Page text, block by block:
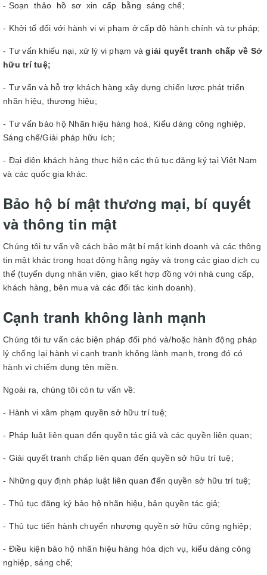
- Soạn thảo hồ sơ xin cấp bằng sáng chế;
- Khởi tố đối với hành vi vi phạm ở cấp độ hành chính và tư pháp;
- Tư vấn khiếu nại, xử lý vi phạm và giải quyết tranh chấp về Sở
hữu trí tuệ;
- Tư vấn và hỗ trợ khách hàng xây dựng chiến lược phát triển
nhãn hiệu, thương hiệu;
- Tư vấn bảo hộ Nhãn hiệu hàng hoá, Kiểu dáng công nghiệp,
Sáng chế/Giải pháp hữu ích;
- Đại diện khách hàng thực hiện các thủ tục đăng ký tại Việt Nam
và các quốc gia khác.
Bảo hộ bí mật thương mại, bí quyết
và thông tin mật
Chúng tôi tư vấn về cách bảo mật bí mật kinh doanh và các thông
tin mật khác trong hoạt động hằng ngày và trong các giao dịch cụ
thể (tuyển dụng nhân viên, giao kết hợp đồng với nhà cung cấp,
khách hàng, bên mua và các đối tác kinh doanh).
Cạnh tranh không lành mạnh
Chúng tôi tư vấn các biện pháp đối phó và/hoặc hành động pháp
lý chống lại hành vi cạnh tranh không lành mạnh, trong đó có
hành vi chiếm dụng tên miền.
Ngoài ra, chúng tôi còn tư vấn về:
- Hành vi xâm phạm quyền sở hữu trí tuệ;
- Pháp luật liên quan đến quyền tác giả và các quyền liên quan;
- Giải quyết tranh chấp liên quan đến quyền sở hữu trí tuệ;
- Những quy định pháp luật liên quan đến quyền sở hữu trí tuệ;
- Thủ tục đăng ký bảo hộ nhãn hiệu, bản quyền tác giả;
- Thủ tục tiến hành chuyển nhượng quyền sở hữu công nghiệp;
- Điều kiện bảo hộ nhãn hiệu hàng hóa dịch vụ, kiểu dáng công
nghiệp, sáng chế;